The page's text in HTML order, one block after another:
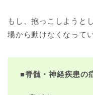
もし、抱っこしようと
場から動けなくなって
■脊髄・神経疾患の